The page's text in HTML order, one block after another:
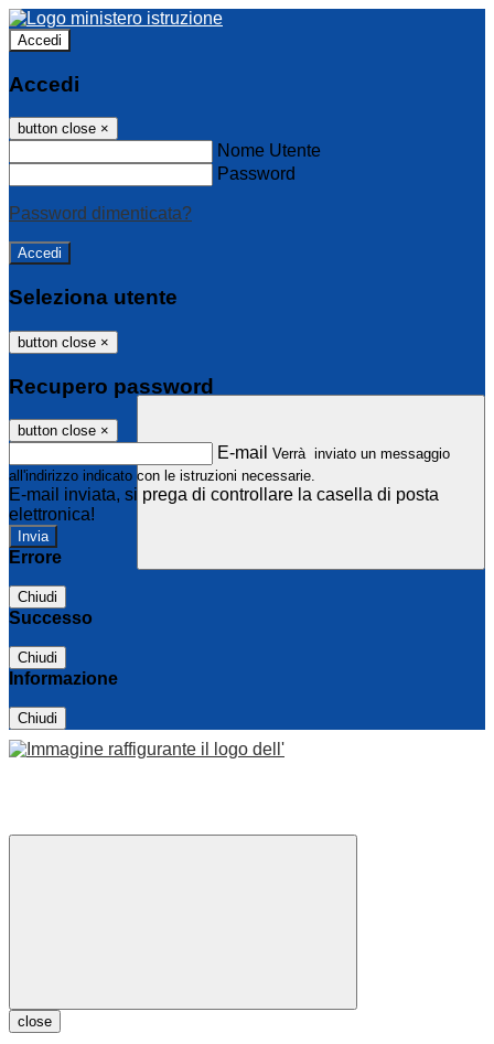
Accedi
Accedi
button close ×
Nome Utente
Password
Password dimenticata?
Seleziona utente
button close ×
Recupero password
button close ×
E-mail Verrà inviato un messaggio
all'indirizzo indicato con le istruzioni necessarie.
E-mail inviata, si prega di controllare la casella di posta
elettronica!
Errore
Chiudi
Successo
Chiudi
Informazione
Chiudi
close